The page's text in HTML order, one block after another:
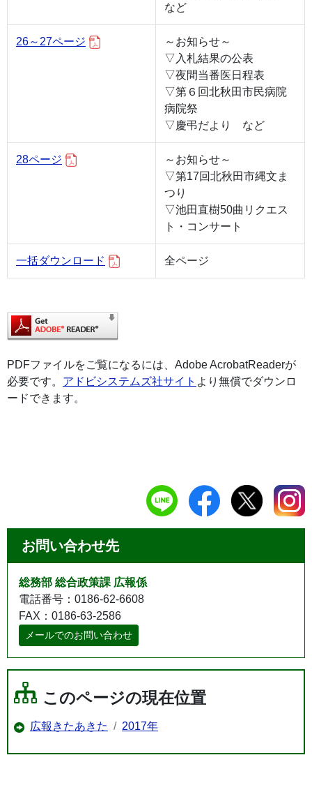
など
26～27ページ
～お知らせ～
▽入札結果の公表
▽夜間当番医日程表
▽第６回北秋田市民病院
病院祭
▽慶弔だより など
28ページ
～お知らせ～
▽第17回北秋田市縄文ま
つり
▽池田直樹50曲リクエス
ト・コンサート
一括ダウンロード 全ページ
PDFファイルをご覧になるには、Adobe AcrobatReaderが
必要です。 アドビシステムズ社サイト より無償でダウンロ
ードできます。
お問い合わせ先
総務部 総合政策課 広報係
電話番号：0186-62-6608
FAX：0186-63-2586
メールでのお問い合わせ
このページの現在位置
広報きたあきた 2017年